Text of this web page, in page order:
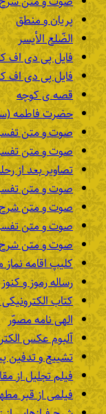
پریان و منطق
الضّلع الأیسر
فایل پی دی اف
فایل پی دی اف
قصه ی کوچه
حضرت فاطمه
صوت و متن
صوت و متن
تصاویر بعد از
صوت و متن
صوت و متن
صوت و متن
صوت و متن شرح
کلیپ اقامه
رساله رموز و کنوز
کتاب
الهی نامه مصوّر
آلبوم عکس
تشییع و تدفین
فیلم تجلیل از
فیلمی از قبر